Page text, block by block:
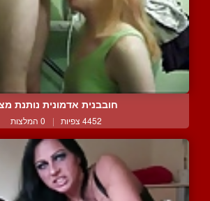
חובבנית אדמונית נותנת
4452 צפיות | 0 המלצות